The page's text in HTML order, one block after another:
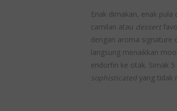
Enak dimakan, enak
camilan atau dessert
dengan aroma signature
langsung menaikkan
endorfin ke otak. Simak
sophisticatedyang tidak